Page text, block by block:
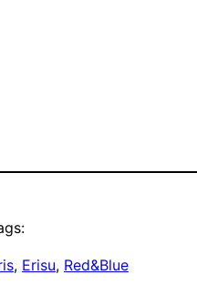
, Erisu, Red&Blue